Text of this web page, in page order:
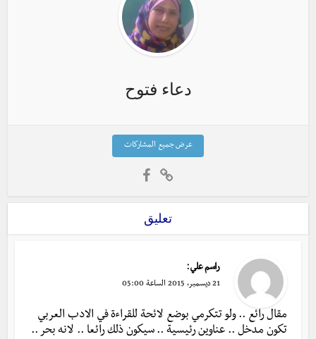
دعاء فتوح
عرض جميع المشاركات
تعليق
راسم علي:
21 ديسمبر، 2015 الساعة 05:00
مقال رائع .. ولو تتكرمي بوضع لائحة للقراءة في الادب العربي
تكون مدخل .. عناوين رئيسية .. سيكون ذلك رائعا .. لانه بحر ..